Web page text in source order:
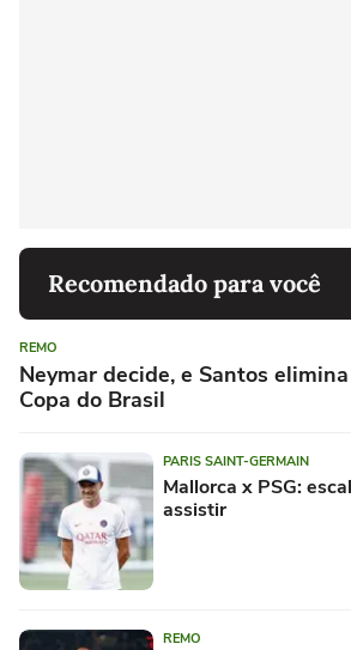
Recomendado para você
REMO
Neymar decide, e Santos
Copa do Brasil
PARIS SAINT-GERMAIN
Mallorca x PSG:
assistir
REMO